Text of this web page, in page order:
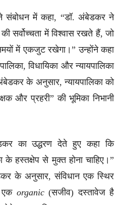
संबोधन में कहा, “डॉ. अंबेडकर ने
सर्वोच्चता में विश्वास रखते हैं, जो
में एकजुट रखेगा।” उन्होंने कहा
विधायिका और न्यायपालिका
के अनुसार, न्यायपालिका को
और प्रहरी” की भूमिका निभानी
का उद्धरण देते हुए कहा कि
के हस्तक्षेप से मुक्त होना चाहिए।”
के अनुसार, संविधान एक स्थिर
एक organic(सजीव) दस्तावेज है